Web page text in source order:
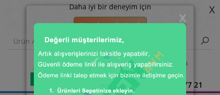
Daha iyi bir deneyim için
Uygulamada Aç 📲
X
X
Çağrı Merkezi
0850 309 77 21